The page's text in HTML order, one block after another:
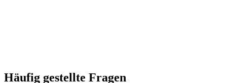
Häufig gestellte Fragen